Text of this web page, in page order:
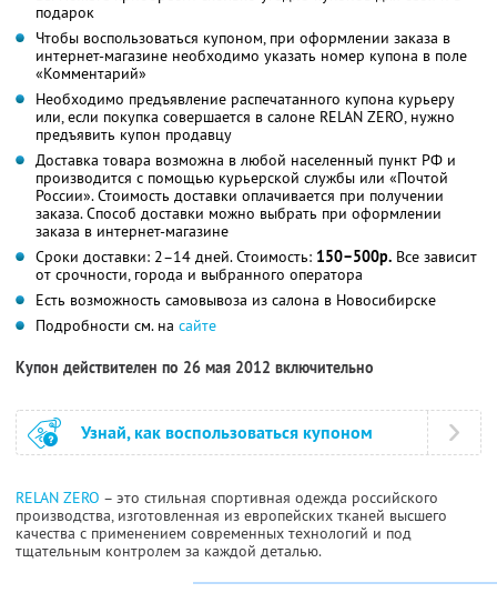
подарок
Чтобы воспользоваться купоном, при оформлении заказа в
интернет-магазине необходимо указать номер купона в поле
«Комментарий»
Необходимо предъявление распечатанного купона курьеру
или, если покупка совершается в салоне RELAN ZERO, нужно
предъявить купон продавцу
Доставка товара возможна в любой населенный пункт РФ и
производится с помощью курьерской службы или «Почтой
России». Стоимость доставки оплачивается при получении
заказа. Способ доставки можно выбрать при оформлении
заказа в интернет-магазине
Сроки доставки: 2–14 дней. Стоимость: 150–500р. Все зависит
от срочности, города и выбранного оператора
Есть возможность самовывоза из салона в Новосибирске
Подробности см. на сайте
Купон действителен по 26 мая 2012 включительно
Узнай, как воспользоваться купоном
RELAN ZERO – это стильная спортивная одежда российского
производства, изготовленная из европейских тканей высшего
качества с применением современных технологий и под
тщательным контролем за каждой деталью.